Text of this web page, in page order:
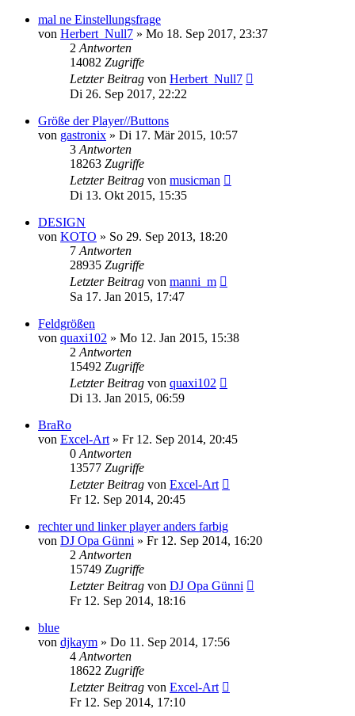
mal ne Einstellungsfrage
von Herbert_Null7 » Mo 18. Sep 2017, 23:37
2 Antworten
14082 Zugriffe
Letzter Beitrag von Herbert_Null7
Di 26. Sep 2017, 22:22
Größe der Player//Buttons
von gastronix » Di 17. Mär 2015, 10:57
3 Antworten
18263 Zugriffe
Letzter Beitrag von musicman
Di 13. Okt 2015, 15:35
DESIGN
von KOTO » So 29. Sep 2013, 18:20
7 Antworten
28935 Zugriffe
Letzter Beitrag von manni_m
Sa 17. Jan 2015, 17:47
Feldgrößen
von quaxi102 » Mo 12. Jan 2015, 15:38
2 Antworten
15492 Zugriffe
Letzter Beitrag von quaxi102
Di 13. Jan 2015, 06:59
BraRo
von Excel-Art » Fr 12. Sep 2014, 20:45
0 Antworten
13577 Zugriffe
Letzter Beitrag von Excel-Art
Fr 12. Sep 2014, 20:45
rechter und linker player anders farbig
von DJ Opa Günni » Fr 12. Sep 2014, 16:20
2 Antworten
15749 Zugriffe
Letzter Beitrag von DJ Opa Günni
Fr 12. Sep 2014, 18:16
blue
von djkaym » Do 11. Sep 2014, 17:56
4 Antworten
18622 Zugriffe
Letzter Beitrag von Excel-Art
Fr 12. Sep 2014, 17:10